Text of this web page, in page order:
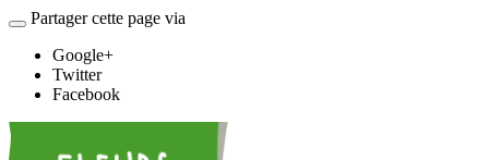
Partager cette page via
Google+
Twitter
Facebook